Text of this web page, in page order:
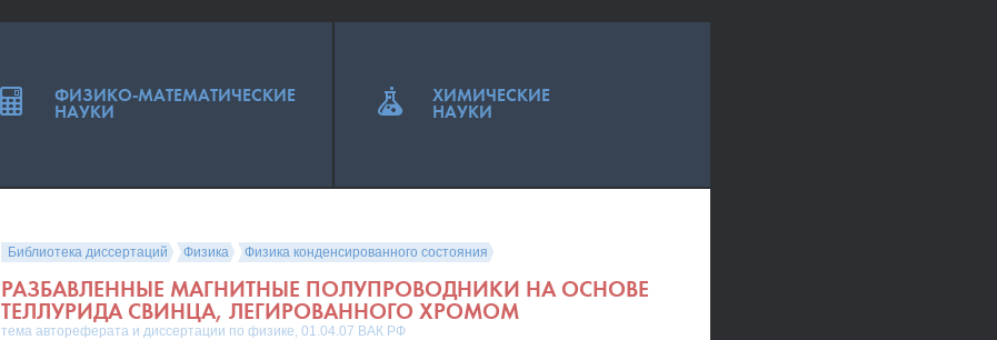
Библиотека диссертаций Физика Физика конденсированного состояния
РАЗБАВЛЕННЫЕ МАГНИТНЫЕ ПОЛУПРОВОДНИКИ НА ОСНОВЕ
ТЕЛЛУРИДА СВИНЦА, ЛЕГИРОВАННОГО ХРОМОМ
тема автореферата и диссертации по физике, 01.04.07 ВАК РФ
ФИЗИКО-МАТЕМАТИЧЕСКИЕ
НАУКИ
ХИМИЧЕСКИЕ
НАУКИ